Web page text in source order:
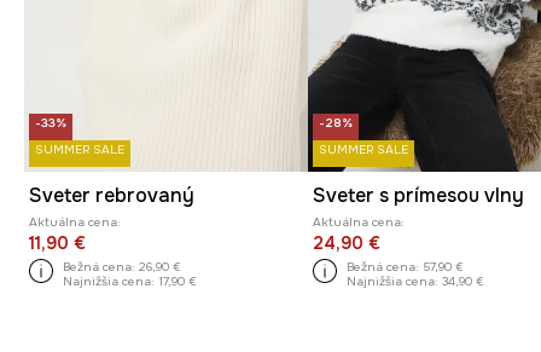
-33%
SUMMER SALE
Sveter rebrovaný
Aktuálna cena:
11,90 €
Bežná cena: 26,90 €
Najnižšia cena: 17,90 €
-28%
SUMMER SALE
Sveter s prímesou vlny
Aktuálna cena:
24,90 €
Bežná cena: 57,90 €
Najnižšia cena: 34,90 €